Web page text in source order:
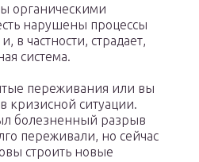
органическими
нарушены процессы
в частности, страдает,
система.
переживания или вы
кризисной ситуации.
болезненный разрыв
переживали, но сейчас
строить новые